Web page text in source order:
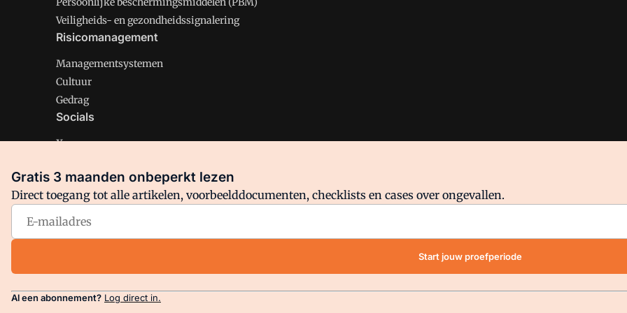
Veiligheids- en gezondheidssignalering
Risicomanagement
Managementsystemen
Cultuur
Gedrag
Socials
X
Facebook
Arbo is onderdeel van VMN media. Lees inons manifestwaar VMN media voor staat. Op gebruik van deze site zijn de
Gratis 3 maanden onbeperkt lezen
Direct toegang tot alle artikelen, voorbeelddocumenten, checklists en cases over ongevallen.
Start jouw proefperiode
Al een abonnement? Log direct in.